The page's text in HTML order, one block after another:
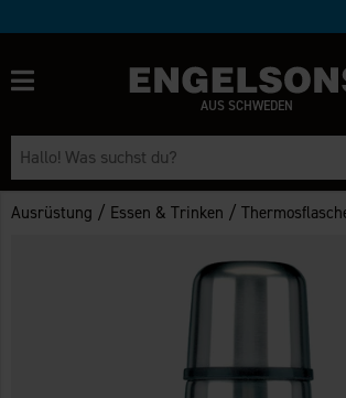
AUS SCHWEDEN
Ausrüstung / Essen & Trinken /